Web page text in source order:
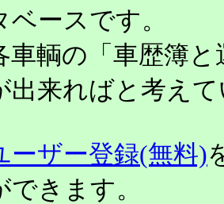
ベースです。
車輌の「車歴簿
出来ればと考え
ーザー登録(無料)
できます。